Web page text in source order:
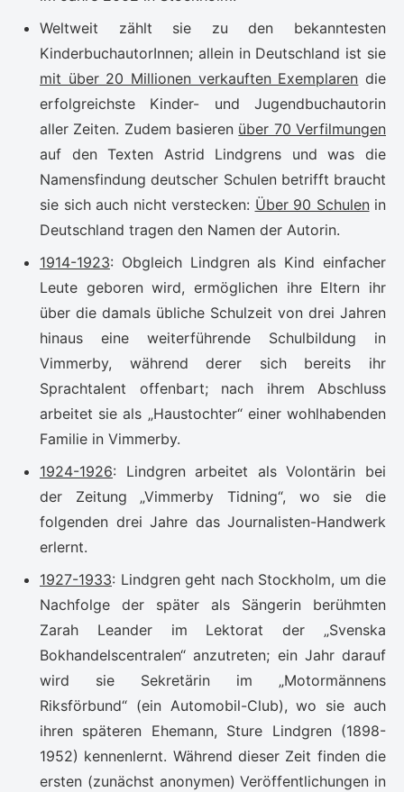
Weltweit zählt sie zu den bekanntesten
KinderbuchautorInnen; allein in Deutschland ist sie
mit über 20 Millionen verkauften Exemplaren die
erfolgreichste Kinder- und Jugendbuchautorin
aller Zeiten. Zudem basieren über 70 Verfilmungen
auf den Texten Astrid Lindgrens und was die
Namensfindung deutscher Schulen betrifft braucht
sie sich auch nicht verstecken: Über 90 Schulenin
Deutschland tragen den Namen der Autorin.
1914-1923: Obgleich Lindgren als Kind einfacher
Leute geboren wird, ermöglichen ihre Eltern ihr
über die damals übliche Schulzeit von drei Jahren
hinaus eine weiterführende Schulbildung in
Vimmerby, während derer sich bereits ihr
Sprachtalent offenbart; nach ihrem Abschluss
arbeitet sie als „Haustochter“ einer wohlhabenden
Familie in Vimmerby.
1924-1926: Lindgren arbeitet als Volontärin bei
der Zeitung „Vimmerby Tidning“, wo sie die
folgenden drei Jahre das Journalisten-Handwerk
erlernt.
1927-1933: Lindgren geht nach Stockholm, um die
Nachfolge der später als Sängerin berühmten
Zarah Leander im Lektorat der „Svenska
Bokhandelscentralen“ anzutreten; ein Jahr darauf
wird sie Sekretärin im „Motormännens
Riksförbund“ (ein Automobil-Club), wo sie auch
ihren späteren Ehemann, Sture Lindgren (1898-
1952) kennenlernt. Während dieser Zeit finden die
ersten (zunächst anonymen) Veröffentlichungen in